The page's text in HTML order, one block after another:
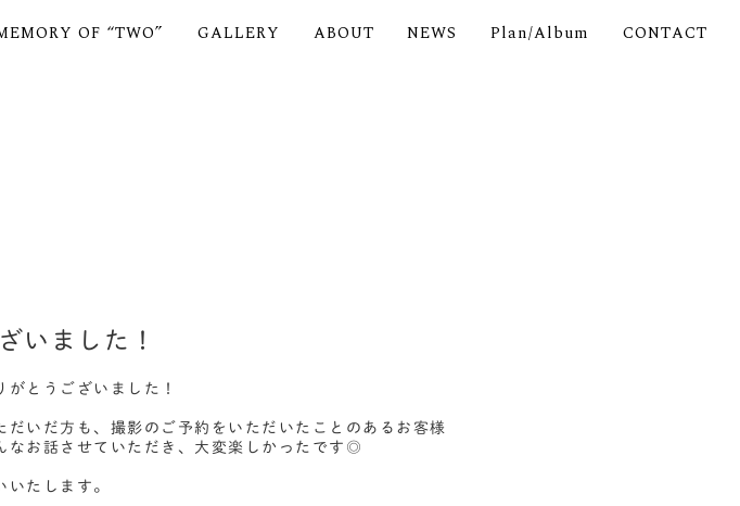
OF “TWO” GALLERY ABOUT NEWS Plan/Album CONTACT
いました！
とうございました！
いだ方も、撮影のご予約をいただいたことのあるお客様
なお話させていただき、大変楽しかったです◎
たします。